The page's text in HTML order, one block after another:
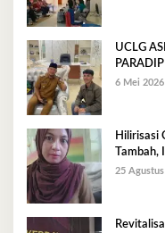
UCLG
6 Mei 2026
Hilirisasi
25